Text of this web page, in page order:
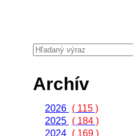
Archív
2026 ( 115 )
2025 ( 184 )
2024 ( 169 )